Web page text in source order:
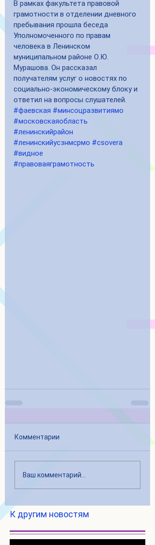
В рамках факультета правовой
грамотности в отделении дневного
пребывания прошла беседа
Уполномоченного по правам
человека в Ленинском
муниципальном районе О.Ю.
Мурашова. Он рассказал
получателям услуг о новостях по
социально-экономическому блоку и
ответил на вопросы слушателей.
#фаевская #минсоцразвитиямо
#московскаяобласть
#ленинскийрайон
#ленинскийусзнмсрмо #csovera
#видное
#правоваяграмотность
Комментарии
Ваш комментарий...
К другим новостям